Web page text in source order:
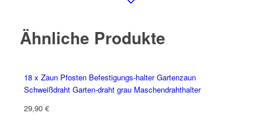
Ähnliche Produkte
18 x Zaun Pfosten Befestigungs-halter Gartenzaun
Schweißdraht Garten-draht grau Maschendrahthalter
29,90 €